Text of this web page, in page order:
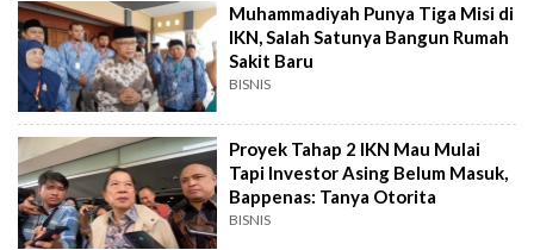
Muhammadiyah Punya Tiga Misi di
IKN, Salah Satunya Bangun Rumah
Sakit Baru
BISNIS
Proyek Tahap 2 IKN Mau Mulai
Tapi Investor Asing Belum Masuk,
Bappenas: Tanya Otorita
BISNIS